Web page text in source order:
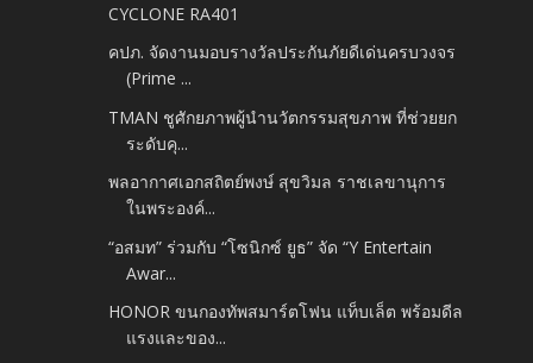
CYCLONE RA401
คปภ. จัดงานมอบรางวัลประกันภัยดีเด่นครบวงจร
(Prime ...
TMAN ชูศักยภาพผู้นำนวัตกรรมสุขภาพ ที่ช่วยยก
ระดับคุ...
พลอากาศเอกสถิตย์พงษ์ สุขวิมล ราชเลขานุการ
ในพระองค์...
“อสมท” ร่วมกับ “โซนิกซ์ ยูธ” จัด “Y Entertain
Awar...
HONOR ขนกองทัพสมาร์ตโฟน แท็บเล็ต พร้อมดีล
แรงและของ...